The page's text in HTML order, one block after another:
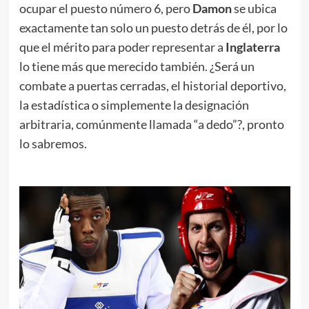
ocupar el puesto número 6, peroDamonse ubica
exactamente tan solo un puesto detrás de él, por lo
que el mérito para poder representar a Inglaterra
lo tiene más que merecido también. ¿Será un
combate a puertas cerradas, el historial deportivo,
la estadística o simplemente la designación
arbitraria, comúnmente llamada “a dedo”?, pronto
lo sabremos.